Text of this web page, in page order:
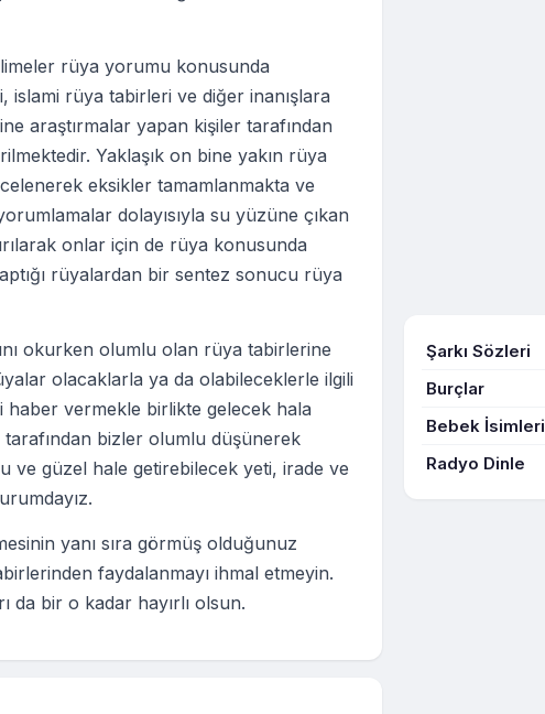
rüya yorumu konusunda
islami rüya tabirleri ve diğer inanışlara
araştırmalar yapan kişiler tarafından
Yaklaşık on bine yakın rüya
eksikler tamamlanmakta ve
dolayısıyla su yüzüne çıkan
onlar için de rüya konusunda
rüyalardan bir sentez sonucu rüya
okurken olumlu olan rüya tabirlerine
olacaklarla ya da olabileceklerle ilgili
haber vermekle birlikte gelecek hala
tarafından bizler olumlu düşünerek
ve güzel hale getirebilecek yeti, irade ve
yanı sıra görmüş olduğunuz
faydalanmayı ihmal etmeyin.
da bir o kadar hayırlı olsun.
Şarkı Sözleri
Burçlar
Bebek İsimleri
Radyo Dinle